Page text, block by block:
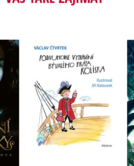
Podivuhodné vyprávění
bývalého piráta
Kolíska
Václav Čtvrtek
Do košíku